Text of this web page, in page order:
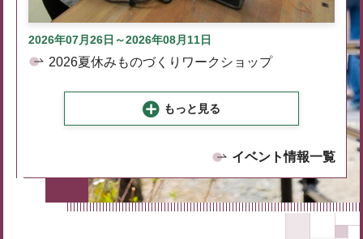
2026年07月26日～2026年08月11日
2026夏休みものづくりワークショップ
もっと見る
イベント情報一覧